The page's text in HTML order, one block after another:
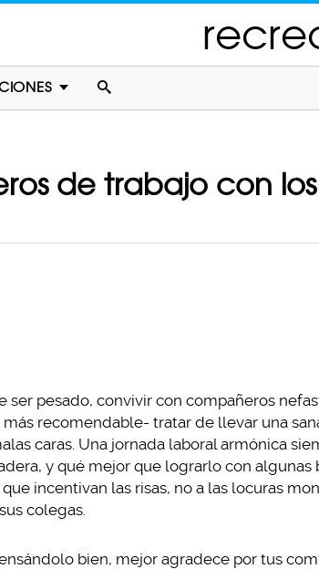
de trabajo con
ser pesado, convivir con compañeros
recomendable- tratar de llevar una
caras. Una jornada laboral armónica
y qué mejor que lograrlo con algunas
incentivan las risas, no a las locuras
colegas.
bien, mejor agradece por tus